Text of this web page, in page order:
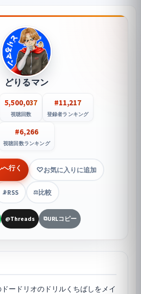
どりるマン
5,500,037
視聴回数
#11,217
登録者ランキング
#6,266
視聴回数ランキング
行く お気に入りに追加
📡RSS ⚖️比較
@Threads ⧉URLコピー
ードリオのドリルくちばしをメイ